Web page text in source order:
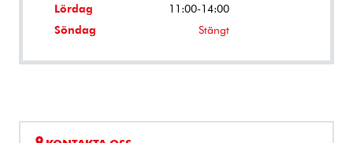
Lördag
11:00-14:00
Söndag
Stängt